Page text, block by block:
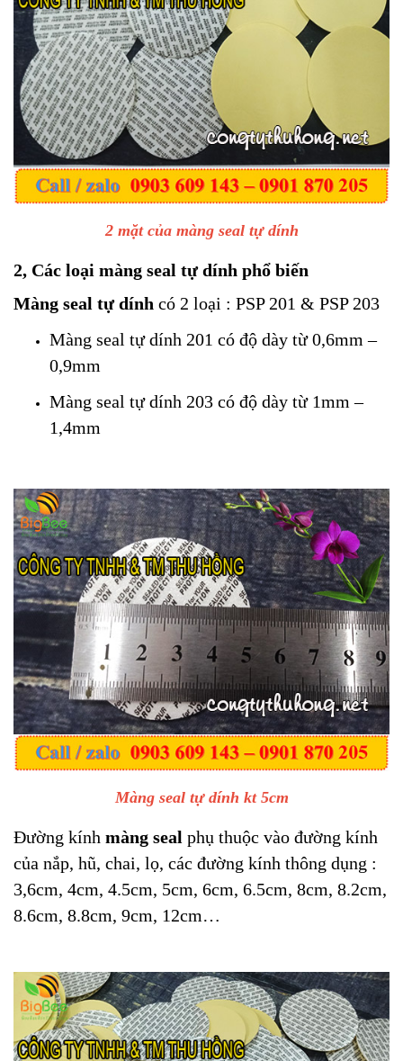
2 mặt của màng seal tự dính
2, Các loại màng seal tự dính phổ biến
Màng seal tự dính có 2 loại : PSP 201 & PSP 203
Màng seal tự dính 201 có độ dày từ 0,6mm –
0,9mm
Màng seal tự dính 203 có độ dày từ 1mm –
1,4mm
Màng seal tự dính kt 5cm
Đường kính màng seal phụ thuộc vào đường kính
của nắp, hũ, chai, lọ, các đường kính thông dụng :
3,6cm, 4cm, 4.5cm, 5cm, 6cm, 6.5cm, 8cm, 8.2cm,
8.6cm, 8.8cm, 9cm, 12cm…